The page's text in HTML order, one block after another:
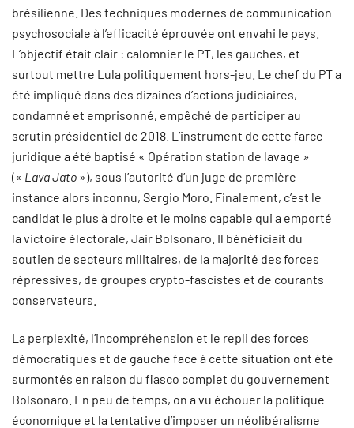
brésilienne. Des techniques modernes de communication
psychosociale à l’efficacité éprouvée ont envahi le pays.
L’objectif était clair : calomnier le PT, les gauches, et
surtout mettre Lula politiquement hors-jeu. Le chef du PT a
été impliqué dans des dizaines d’actions judiciaires,
condamné et emprisonné, empêché de participer au
scrutin présidentiel de 2018. L’instrument de cette farce
juridique a été baptisé « Opération station de lavage »
(« Lava Jato »), sous l’autorité d’un juge de première
instance alors inconnu, Sergio Moro. Finalement, c’est le
candidat le plus à droite et le moins capable qui a emporté
la victoire électorale, Jair Bolsonaro. Il bénéficiait du
soutien de secteurs militaires, de la majorité des forces
répressives, de groupes crypto-fascistes et de courants
conservateurs.
La perplexité, l’incompréhension et le repli des forces
démocratiques et de gauche face à cette situation ont été
surmontés en raison du fiasco complet du gouvernement
Bolsonaro. En peu de temps, on a vu échouer la politique
économique et la tentative d’imposer un néolibéralisme